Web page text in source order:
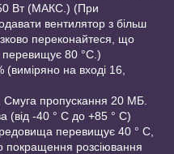
Вт (МАКС.) (При
вентилятор з більш
переконайтеся, що
80 °C.)
на вході 16,
Смуга пропускання 20 МБ.
(від -40 ° С до +85 ° С)
перевищує 40 ° С,
покращення розсіювання